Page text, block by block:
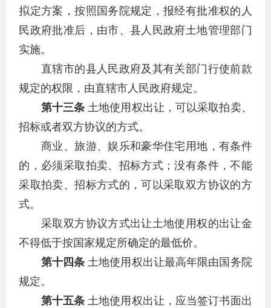
拟定方案，按照国务院规定，报经有批准权的人
民政府批准后，由市、县人民政府土地管理部门
实施。
直辖市的县人民政府及其有关部门行使前款
规定的权限，由直辖市人民政府规定。
第十三条 土地使用权出让，可以采取拍卖、
招标或者双方协议的方式。
商业、旅游、娱乐和豪华住宅用地，有条件
的，必须采取拍卖、招标方式；没有条件，不能
采取拍卖、招标方式的，可以采取双方协议的方
式。
采取双方协议方式出让土地使用权的出让金
不得低于按国家规定所确定的最低价。
第十四条 土地使用权出让最高年限由国务院
规定。
第十五条 土地使用权出让，应当签订书面出